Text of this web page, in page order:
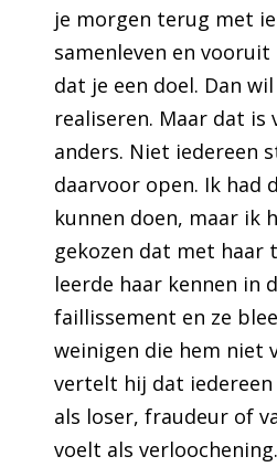
je morgen terug met
samenleven en
dat je een doel. Dan
realiseren. Maar dat is
anders. Niet iedereen
daarvoor open. Ik had
kunnen doen, maar ik
gekozen dat met haar
leerde haar kennen in
faillissement en ze
weinigen die hem niet
vertelt hij dat
als loser, fraudeur of
voelt als